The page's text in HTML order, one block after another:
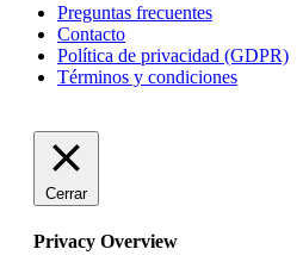
Preguntas frecuentes
Contacto
Política de privacidad (GDPR)
Términos y condiciones
Cerrar
Privacy Overview